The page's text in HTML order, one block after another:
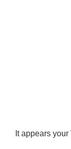
It appears